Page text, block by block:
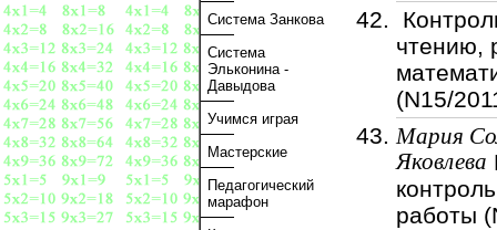
Система Занкова
Система
Эльконина -
Давыдова
Учимся играя
Мастерские
Педагогический
марафон
чтению,
(N15/
Мария
Яковлева
работы